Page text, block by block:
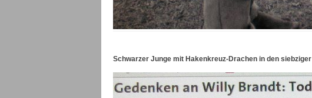
Schwarzer Junge mit Hakenkreuz-Drachen in den